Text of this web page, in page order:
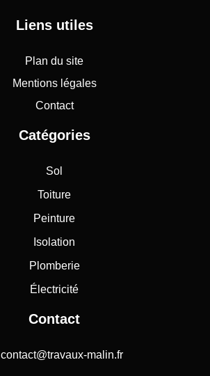
Liens utiles
Plan du site
Mentions légales
Contact
Catégories
Sol
Toiture
Peinture
Isolation
Plomberie
Électricité
Contact
contact@travaux-malin.fr